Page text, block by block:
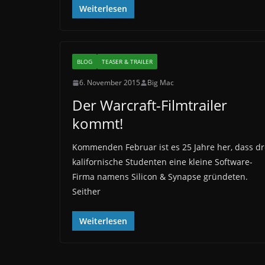
Weiterlesen
BLOG TEASER & TRAILER
6. November 2015 Big Mac
Der Warcraft-Filmtrailer
kommt!
Kommenden Februar ist es 25 Jahre her, dass
kalifornische Studenten eine kleine Software-
Firma namens Silicon & Synapse gründeten.
Seither
Weiterlesen